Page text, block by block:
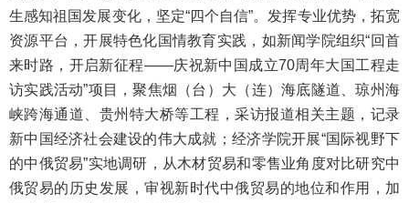
生感知祖国发展变化，坚定“四个自信”。发挥专业优势，拓宽
资源平台，开展特色化国情教育实践，如新闻学院组织“回首
来时路，开启新征程——庆祝新中国成立70周年大国工程走
访实践活动”项目，聚焦烟（台）大（连）海底隧道、琼州海
峡跨海通道、贵州特大桥等工程，采访报道相关主题，记录
新中国经济社会建设的伟大成就；经济学院开展“国际视野下
的中俄贸易”实地调研，从木材贸易和零售业角度对比研究中
俄贸易的历史发展，审视新时代中俄贸易的地位和作用，加